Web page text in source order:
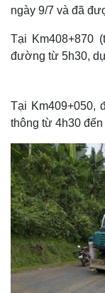
ngày 9/7 và đã
Tại Km408+870
đường từ 5h30,
Tại Km409+050,
thông từ 4h30